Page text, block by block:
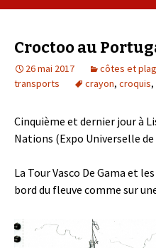
Croctoo au
26 mai 2017 côtes et
transports
crayon, croquis,
Cinquième et dernier jour à
Nations (Expo Universelle de
La Tour Vasco De Gama et
bord du fleuve comme sur